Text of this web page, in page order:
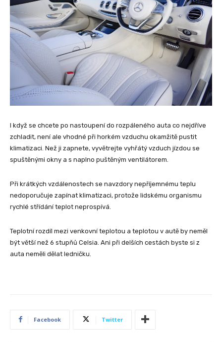
I když se chcete po nastoupení do rozpáleného auta co nejdříve
zchladit, není ale vhodné při horkém vzduchu okamžitě pustit
klimatizaci. Než ji zapnete, vyvětrejte vyhřátý vzduch jízdou se
spuštěnými okny a s naplno puštěným ventilátorem.
Při krátkých vzdálenostech se navzdory nepříjemnému teplu
nedoporučuje zapínat klimatizaci, protože lidskému organismu
rychlé střídání teplot neprospívá.
Teplotní rozdíl mezi venkovní teplotou a teplotou v autě by neměl
být větší než 6 stupňů Celsia. Ani při delších cestách byste si z
auta neměli dělat ledničku.
Facebook Twitter